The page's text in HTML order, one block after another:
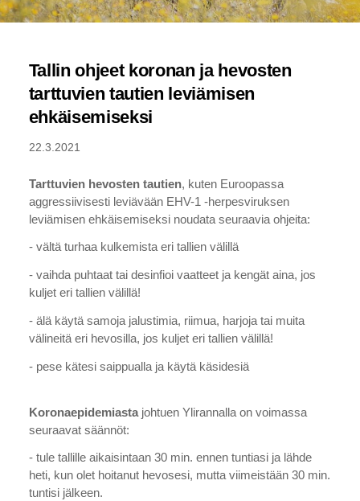
Tallin ohjeet koronan ja hevosten
tarttuvien tautien leviämisen
ehkäisemiseksi
22.3.2021
Tarttuvien hevosten tautien, kuten Euroopassa
aggressiivisesti leviävään EHV-1 -herpesviruksen
leviämisen ehkäisemiseksi noudata seuraavia ohjeita:
- vältä turhaa kulkemista eri tallien välillä
- vaihda puhtaat tai desinfioi vaatteet ja kengät aina, jos
kuljet eri tallien välillä!
- älä käytä samoja jalustimia, riimua, harjoja tai muita
välineitä eri hevosilla, jos kuljet eri tallien välillä!
- pese kätesi saippualla ja käytä käsidesiä
Koronaepidemiasta johtuen Ylirannalla on voimassa
seuraavat säännöt:
- tule tallille aikaisintaan 30 min. ennen tuntiasi ja lähde
heti, kun olet hoitanut hevosesi, mutta viimeistään 30 min.
tuntisi jälkeen.